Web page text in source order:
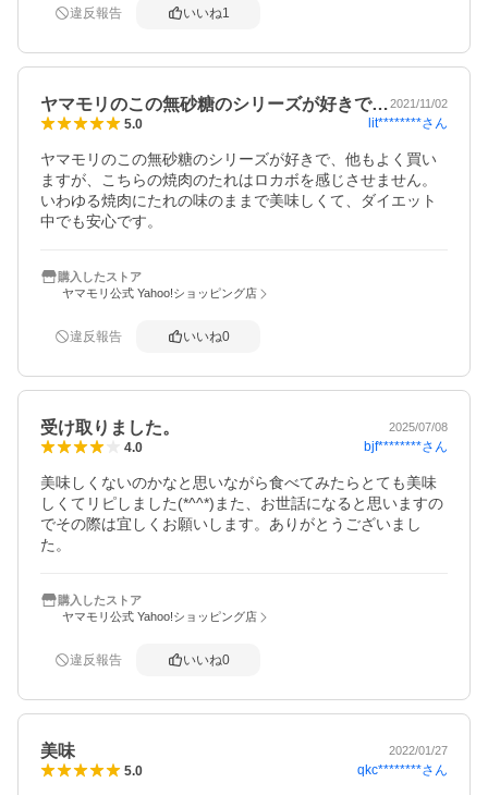
違反報告 いいね1
ヤマモリのこの無砂糖のシリーズが好きで…2021/11/02
5.0 lit********さん
ヤマモリのこの無砂糖のシリーズが好きで、他もよく買い
ますが、こちらの焼肉のたれはロカボを感じさせません。
いわゆる焼肉にたれの味のままで美味しくて、ダイエット
中でも安心です。
購入したストア
ヤマモリ公式 Yahoo!ショッピング店
違反報告 いいね0
受け取りました。 2025/07/08
4.0 bjf********さん
美味しくないのかなと思いながら食べてみたらとても美味
しくてリピしました(*^^*)また、お世話になると思いますの
でその際は宜しくお願いします。ありがとうございまし
た。
購入したストア
ヤマモリ公式 Yahoo!ショッピング店
違反報告 いいね0
美味 2022/01/27
5.0 qkc********さん